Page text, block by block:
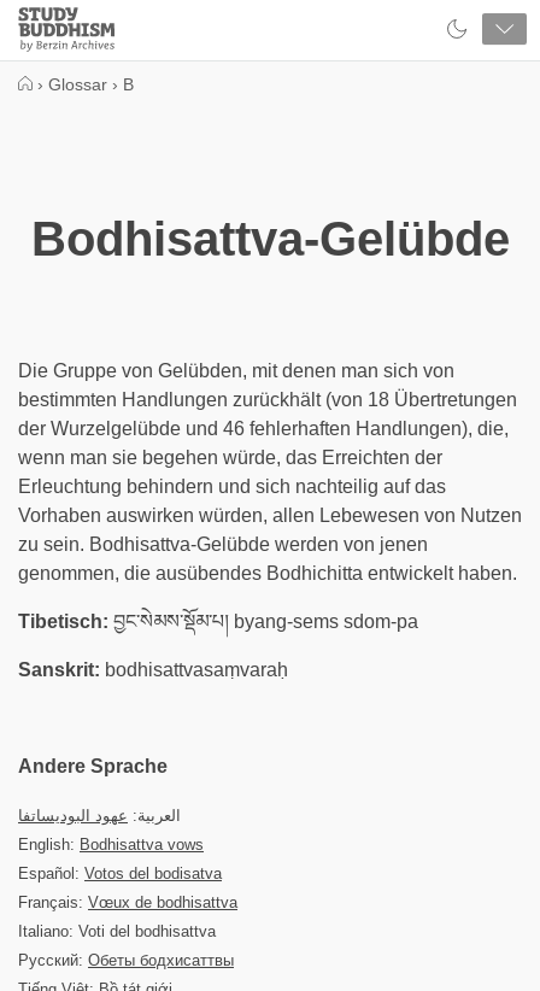
Close
Study
Buddhism
› Glossar › B
Bodhisattva-Gelübde
Die Gruppe von Gelübden, mit denen man sich von
bestimmten Handlungen zurückhält (von 18 Übertretungen
der Wurzelgelübde und 46 fehlerhaften Handlungen), die,
wenn man sie begehen würde, das Erreichten der
Erleuchtung behindern und sich nachteilig auf das
Vorhaben auswirken würden, allen Lebewesen von Nutzen
zu sein. Bodhisattva-Gelübde werden von jenen
genommen, die ausübendes Bodhichitta entwickelt haben.
Tibetisch: བྱང་སེམས་སྡོམ་པ། byang-sems sdom-pa
Sanskrit: bodhisattvasaṃvaraḥ
Andere Sprache
العربية: عهود البوديساتفا
English: Bodhisattva vows
Español: Votos del bodisatva
Français: Vœux de bodhisattva
Italiano: Voti del bodhisattva
Русский: Обеты бодхисаттвы